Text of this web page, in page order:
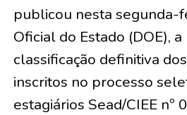
publicou nesta segunda-
Oficial do Estado (DOE),
classificação definitiva
inscritos no processo
estagiários Sead/CIEE nº